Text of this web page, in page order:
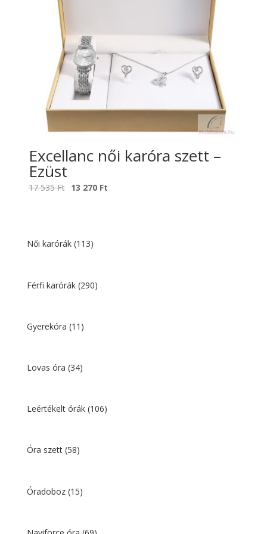
Excellanc női karóra szett –
Ezüst
17 535Ft Original
535 Ft.
13 270 Ft
Női karórák (113)
Férfi karórák (290)
Gyerekóra (11)
Lovas óra (34)
Leértékelt órák (106)
Óra szett (58)
Óradoboz (15)